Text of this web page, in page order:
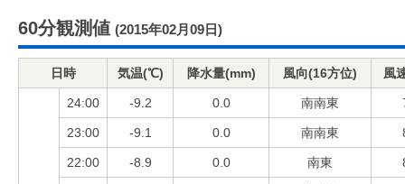
60分観測値 (2015年02月09日)
日時 気温(℃) 降水量(mm) 風向(16方位) 風
24:00 -9.2 0.0 南南東
23:00 -9.1 0.0 南南東
22:00 -8.9 0.0 南東